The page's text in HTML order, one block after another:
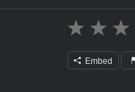
Embed